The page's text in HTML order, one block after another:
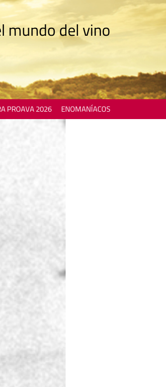
mundo del vino
PROAVA 2026 ENOMANÍACOS